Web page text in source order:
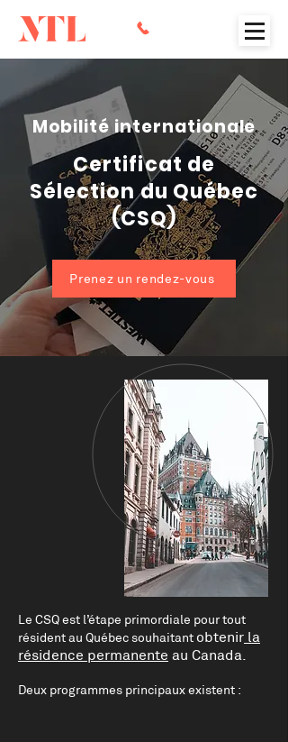
Mobilité internationale
Certificat de
Sélection du Québec
(CSQ)
Prenez un rendez-vous
Le CSQ est l’étape primordiale pour tout
résident au Québec souhaitant obtenir la
résidence permanente au Canada.
Deux programmes principaux existent :